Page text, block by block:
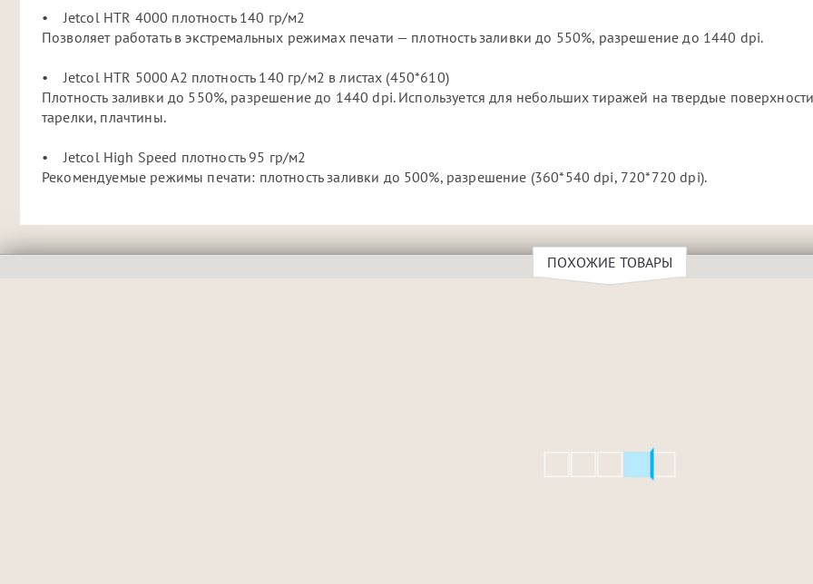
• Jetcol HTR 4000 плотность 140 гр/м2
Позволяет работать в экстремальных режимах печати — плотность заливки до 550%, разрешение до 1440 dpi.
• Jetcol HTR 5000 A2 плотность 140 гр/м2 в листах (450*610)
Плотность заливки до 550%, разрешение до 1440 dpi. Используется для небольших тиражей на твердые
тарелки, плачтины.
• Jetcol High Speed плотность 95 гр/м2
Рекомендуемые режимы печати: плотность заливки до 500%, разрешение (360*540 dpi, 720*720 dpi).
ПОХОЖИЕ ТОВАРЫ